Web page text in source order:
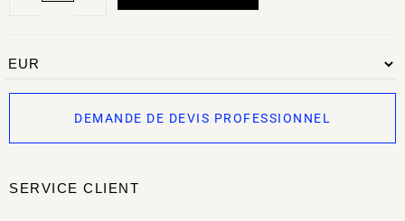
DEMANDE DE DEVIS PROFESSIONNEL
SERVICE CLIENT